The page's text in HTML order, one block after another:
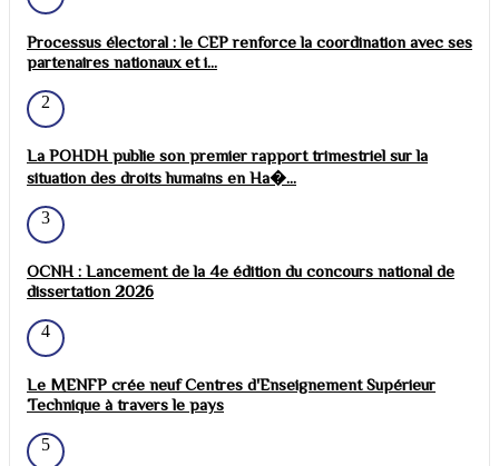
Processus électoral : le CEP renforce la coordination avec ses
partenaires nationaux et i...
2
La POHDH publie son premier rapport trimestriel sur la
situation des droits humains en Ha�...
3
OCNH : Lancement de la 4e édition du concours national de
dissertation 2026
4
Le MENFP crée neuf Centres d'Enseignement Supérieur
Technique à travers le pays
5